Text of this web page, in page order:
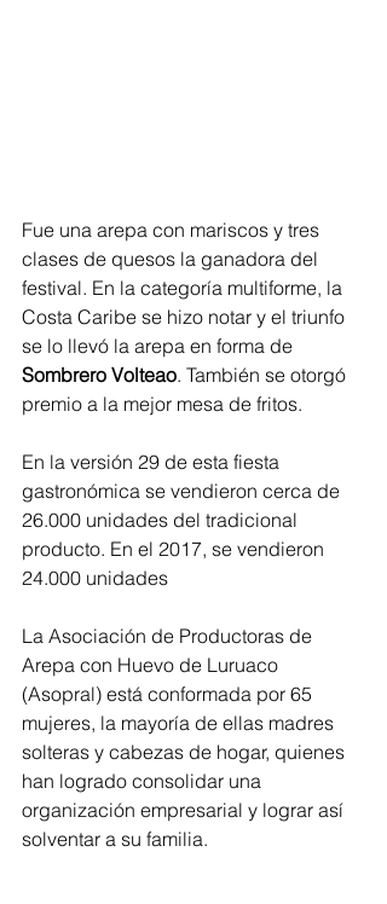
Fue una arepa con mariscos y tres
clases de quesos la ganadora del
festival. En la categoría multiforme, la
Costa Caribe se hizo notar y el triunfo
se lo llevó la arepa en forma de
Sombrero Volteao. También se otorgó
premio a la mejor mesa de fritos.
En la versión 29 de esta fiesta
gastronómica se vendieron cerca de
26.000 unidades del tradicional
producto. En el 2017, se vendieron
24.000 unidades
La Asociación de Productoras de
Arepa con Huevo de Luruaco
(Asopral) está conformada por 65
mujeres, la mayoría de ellas madres
solteras y cabezas de hogar, quienes
han logrado consolidar una
organización empresarial y lograr así
solventar a su familia.